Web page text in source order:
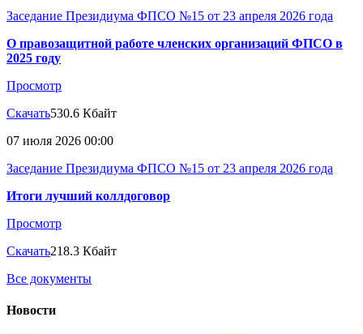
Заседание Президиума ФПСО №15 от 23 апреля 2026 года
О правозащитной работе членских организаций ФПСО в
2025 году
Просмотр
Скачать530.6 Кбайт
07 июля 2026 00:00
Заседание Президиума ФПСО №15 от 23 апреля 2026 года
Итоги лучший коллдоговор
Просмотр
Скачать218.3 Кбайт
Все документы
Новости